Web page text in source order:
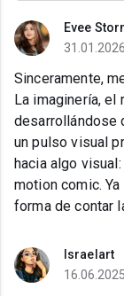
Evee
Sinceramente,
La imaginería,
desarrollándose
un pulso visual
hacia algo
motion comic.
forma de contar
Israelart